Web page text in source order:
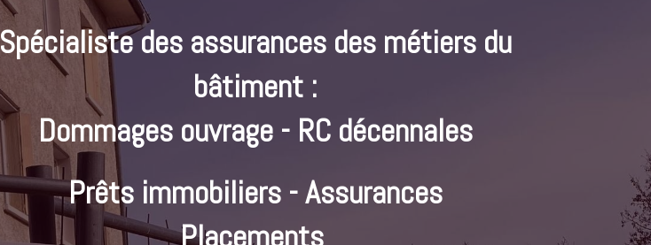
Spécialiste des assurances des métiers du
bâtiment :
Dommages ouvrage - RC décennales
Prêts immobiliers - Assurances